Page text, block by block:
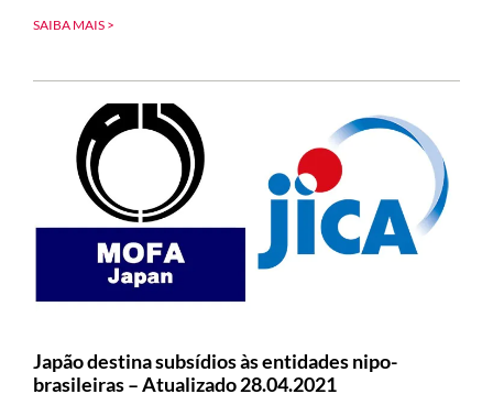
SAIBA MAIS >
Japão destina subsídios às entidades nipo-
brasileiras – Atualizado 28.04.2021